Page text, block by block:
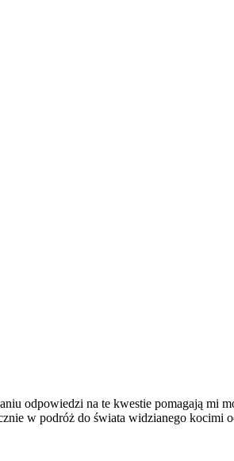
odpowiedzi na te kwestie pomagają mi
w podróż do świata widzianego kocimi